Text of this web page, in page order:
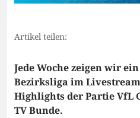
Artikel teilen:
Jede Woche zeigen wir
Bezirksliga im
Highlights der Partie VfL
TV Bunde.